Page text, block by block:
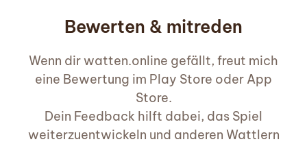
Bewerten & mitreden
Wenn dir watten.online gefällt, freut mich
eine Bewertung im Play Store oder App
Store.
Dein Feedback hilft dabei, das Spiel
weiterzuentwickeln und anderen Wattlern